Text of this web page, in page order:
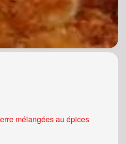
mélangées au épices